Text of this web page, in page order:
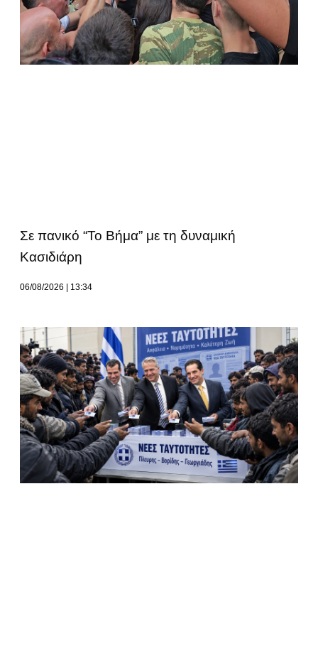
Σε πανικό “Το Βήμα” με τη δυναμική
Κασιδιάρη
06/08/2026 13:34